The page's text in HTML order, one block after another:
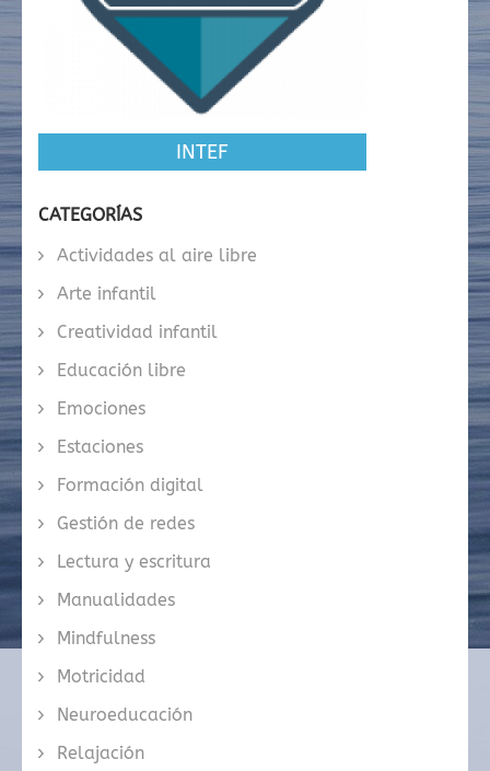
INTEF
CATEGORÍAS
Actividades al aire libre
Arte infantil
Creatividad infantil
Educación libre
Emociones
Estaciones
Formación digital
Gestión de redes
Lectura y escritura
Manualidades
Mindfulness
Motricidad
Neuroeducación
Relajación